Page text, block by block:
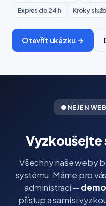
Expres do 24 h
Kroky
Otevřít ukázku →
● NEJEN
Vyzkoušejte
Všechny naše weby
systému. Máme pro
administrací —
přístup a sami si